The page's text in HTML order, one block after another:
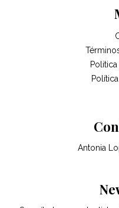
Antonia